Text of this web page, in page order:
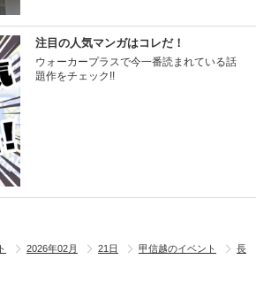
注目の人気マンガはコレだ！
ウォーカープラスで今一番読まれている話
題作をチェック!!
2026年02月 21日 甲信越のイベント
長